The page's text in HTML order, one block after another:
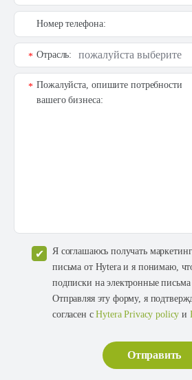
Номер телефона:
Отрасль:
*
Пожалуйста, опишите потребности
вашего бизнеса:
*
Я соглашаюсь получать
письма от Hytera и я понимаю,
подписки на электронные
Отправляя эту форму, я
согласен сHytera Privacy policy и